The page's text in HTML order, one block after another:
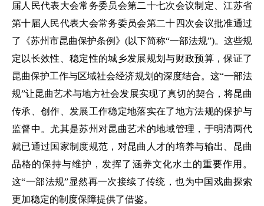
届人民代表大会常务委员会第二十七次会议制定、江苏省
第十届人民代表大会常务委员会第二十四次会议批准通过
了《苏州市昆曲保护条例》(以下简称“一部法规”)。这些规
定以长效性、稳定性的城乡发展规划与财政预算，保证了
昆曲保护工作与区域社会经济规划的深度结合。这“一部法
规”让昆曲艺术与地方社会发展实现了真切的契合，将昆曲
传承、创作、发展工作稳定地落实在了地方法规的保护与
监督中。尤其是苏州对昆曲艺术的地域管理，于明清两代
就已通过国家制度规范，对昆曲人才的培养与输出、昆曲
品格的保持与维护，发挥了涵养文化水土的重要作用。
这“一部法规”显然再一次接续了传统，也为中国戏曲探索
更加稳定的制度保障提供了借鉴。